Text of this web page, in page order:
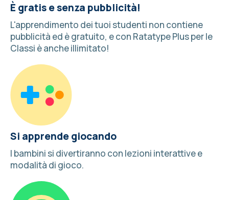
È gratis e senza pubblicità!
L'apprendimento dei tuoi studenti non contiene
pubblicità ed è gratuito, e con Ratatype Plus per le
Classi è anche illimitato!
Si apprende giocando
I bambini si divertiranno con lezioni interattivee
modalità di gioco.